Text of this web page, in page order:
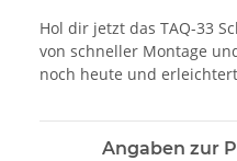
Hol dir jetzt das TAQ-33
von schneller Montage
noch heute und
Angaben zur